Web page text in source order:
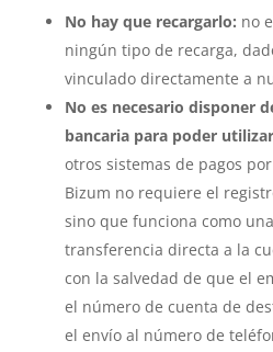
No hay que recargarlo: no
ningún tipo de recarga,
vinculado directamente a
No es necesario disponer
bancaria para poder
otros sistemas de pagos
Bizum no requiere el
sino que funciona como
transferencia directa a la
con la salvedad de que el
el número de cuenta de
el envío al número de